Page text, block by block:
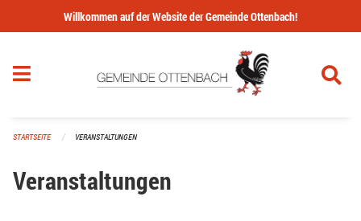
Navigation überspringen
Willkommen auf der Website der Gemeinde Ottenbach!
STARTSEITE VERANSTALTUNGEN
Veranstaltungen